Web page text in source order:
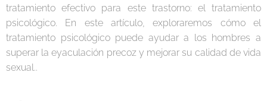
tratamiento efectivo para este trastorno: el tratamiento
psicológico. En este artículo, exploraremos cómo el
tratamiento psicológico puede ayudar a los hombres a
superar la eyaculación precoz y mejorar su calidad de vida
sexual..